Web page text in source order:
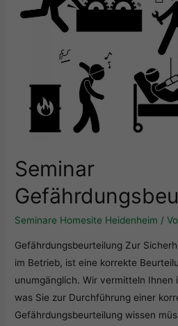
Seminar
Seminare Homesite Heidenheim /
Gefährdungsbeurteilung Zur
im Betrieb, ist eine korrekte
unumgänglich. Wir vermitteln Ihnen
was Sie zur Durchführung einer
Gefährdungsbeurteilung wissen